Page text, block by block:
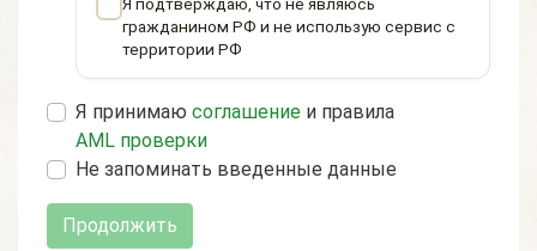
гражданином РФ и не использую сервис с
территории РФ
Я принимаю соглашение и правила
AML проверки
Не запоминать введенные данные
Продолжить